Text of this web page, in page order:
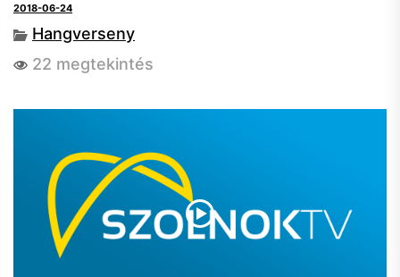
2018-06-24
Hangverseny
22 megtekintés